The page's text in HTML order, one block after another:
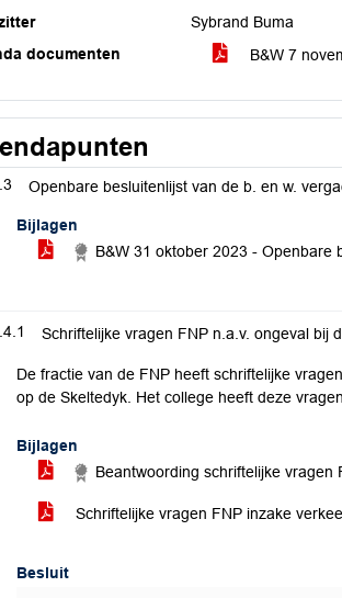
Sybrand Buma
documenten
B&W 7
Openbare besluitenlijst van de b. en w.
Bijlagen
B&W 31 oktober 2023 - Openbare
Schriftelijke vragen FNP n.a.v. ongeval bij
De fractie van de FNP heeft schriftelijke
op de Skeltedyk. Het college heeft deze
Bijlagen
Beantwoording schriftelijke vragen
Schriftelijke vragen FNP inzake
Besluit